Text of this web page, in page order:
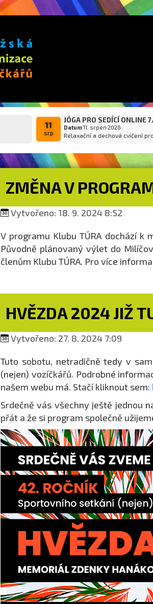
11
srp
JÓGA PRO SEDÍCÍ ONLINE
Datum11. srpen 2026
Relaxační a dechová cvičení
ZMĚNA V
Vytvořeno: 18. 9. 2024 8:52
V programu Klubu TÚRA dochází
Původně plánovaný výlet do
členům Klubu TÚRA. Pro více
HVĚZDA 2024 JIŽ
Vytvořeno: 27. 8. 2024 7:09
Tuto sobotu, netradičně tedy v
(nejen) vozíčkářů. Podrobné
našem webu má. Stačí kliknout sem:
Srdečně vás všechny ještě jednou
přát a že si program společně